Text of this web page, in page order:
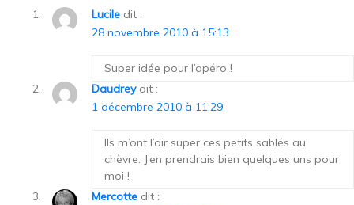
Lucile dit :
28 novembre 2010 à 15:13
Super idée pour l’apéro !
Daudrey dit :
1 décembre 2010 à 11:29
Ils m’ont l’air super ces petits sablés au
chèvre. J’en prendrais bien quelques uns pour
moi !
Mercotte dit :